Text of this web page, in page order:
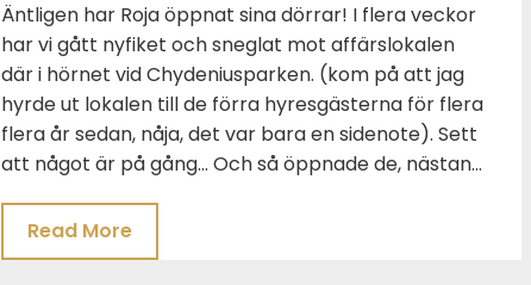
Äntligen har Roja öppnat sina dörrar! I flera veckor
har vi gått nyfiket och sneglat mot affärslokalen
där i hörnet vid Chydeniusparken. (kom på att jag
hyrde ut lokalen till de förra hyresgästerna för flera
flera år sedan, nåja, det var bara en sidenote). Sett
att något är på gång… Och så öppnade de, nästan…
Read More